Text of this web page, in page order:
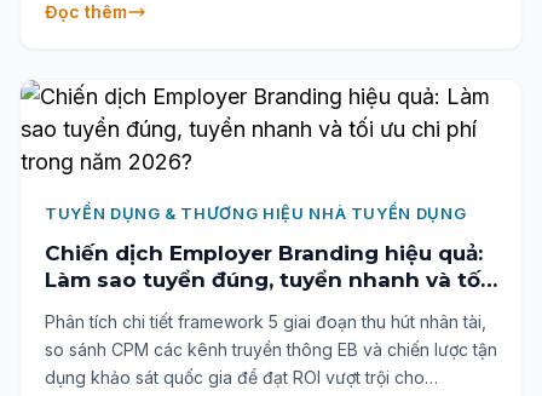
nhân tài của Anphabe sẽ giúp bạn nhìn rõ từng điểm rò rỉ
Đọc thêm
TUYỂN DỤNG & THƯƠNG HIỆU NHÀ TUYỂN DỤNG
Chiến dịch Employer Branding hiệu quả:
Làm sao tuyển đúng, tuyển nhanh và tối
ưu chi phí trong năm 2026?
Phân tích chi tiết framework 5 giai đoạn thu hút nhân tài,
so sánh CPM các kênh truyền thông EB và chiến lược tận
dụng khảo sát quốc gia để đạt ROI vượt trội cho